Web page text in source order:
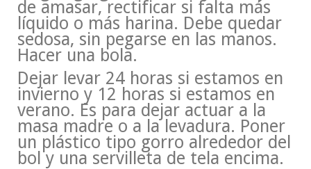
de amasar, rectificar si falta más
líquido o más harina. Debe quedar
sedosa, sin pegarse en las manos.
Hacer una bola.
Dejar levar 24 horas si estamos en
invierno y 12 horas si estamos en
verano. Es para dejar actuar a la
masa madre o a la levadura. Poner
un plástico tipo gorro alrededor del
bol y una servilleta de tela encima.